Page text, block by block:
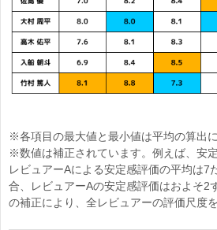
※各項目の最大値と最小値は平均の算出
※数値は補正されています。例えば、安
レビュアーAによる安定感評価の平均は7
合、レビュアーAの安定感評価はおよそ2
の補正により、全レビュアーの評価尺度